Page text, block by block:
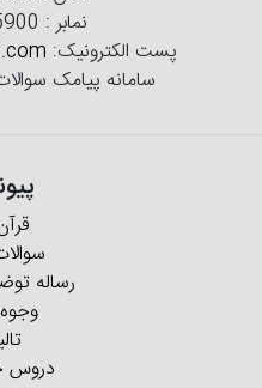
نمابر :
پست الکترونیک:
سامانه پیامک
رساله
دروس